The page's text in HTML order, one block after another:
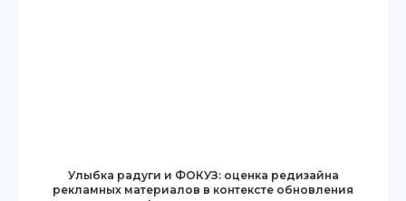
Улыбка радуги и ФОКУЗ: оценка редизайна
рекламных материалов в контексте обновления
Как проводить маркетинговые исследования
Как создать анкету для соискателей работы